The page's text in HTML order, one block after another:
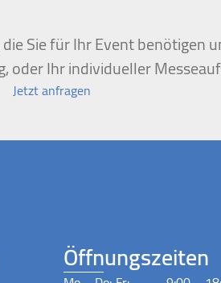
Sie für Ihr Event benötigen
oder Ihr individueller
Jetzt anfragen
Öffnungszeiten